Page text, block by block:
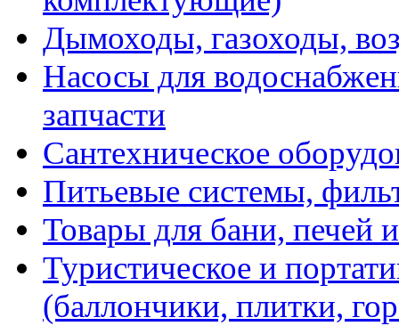
Дымоходы, газоходы,
Насосы для
запчасти
Сантехническое
Питьевые системы,
Товары для бани, печей
Туристическое и
(баллончики, плитки,